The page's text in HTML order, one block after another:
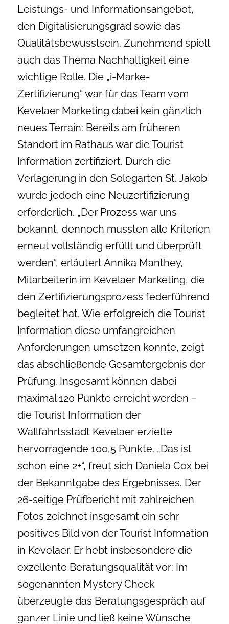
Leistungs- und Informationsangebot,
den Digitalisierungsgrad sowie das
Qualitätsbewusstsein. Zunehmend spielt
auch das Thema Nachhaltigkeit eine
wichtige Rolle. Die „i-Marke-
Zertifizierung“ war für das Team vom
Kevelaer Marketing dabei kein gänzlich
neues Terrain: Bereits am früheren
Standort im Rathaus war die Tourist
Information zertifiziert. Durch die
Verlagerung in den Solegarten St. Jakob
wurde jedoch eine Neuzertifizierung
erforderlich. „Der Prozess war uns
bekannt, dennoch mussten alle Kriterien
erneut vollständig erfüllt und überprüft
werden“, erläutert Annika Manthey,
Mitarbeiterin im Kevelaer Marketing, die
den Zertifizierungsprozess federführend
begleitet hat. Wie erfolgreich die Tourist
Information diese umfangreichen
Anforderungen umsetzen konnte, zeigt
das abschließende Gesamtergebnis der
Prüfung. Insgesamt können dabei
maximal 120 Punkte erreicht werden –
die Tourist Information der
Wallfahrtsstadt Kevelaer erzielte
hervorragende 100,5 Punkte. „Das ist
schon eine 2+“, freut sich Daniela Cox bei
der Bekanntgabe des Ergebnisses. Der
26-seitige Prüfbericht mit zahlreichen
Fotos zeichnet insgesamt ein sehr
positives Bild von der Tourist Information
in Kevelaer. Er hebt insbesondere die
exzellente Beratungsqualität vor: Im
sogenannten Mystery Check
überzeugte das Beratungsgespräch auf
ganzer Linie und ließ keine Wünsche